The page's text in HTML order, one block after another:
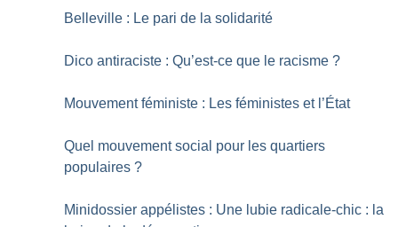
Belleville : Le pari de la solidarité
Dico antiraciste : Qu’est-ce que le racisme ?
Mouvement féministe : Les féministes et l’État
Quel mouvement social pour les quartiers
populaires ?
Minidossier appélistes : Une lubie radicale-chic : la